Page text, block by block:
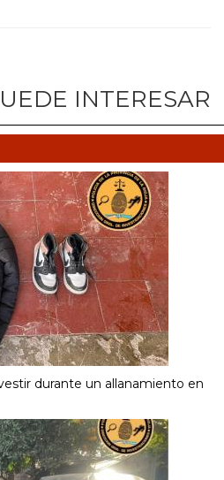
INTERESAR
durante un allanamiento en